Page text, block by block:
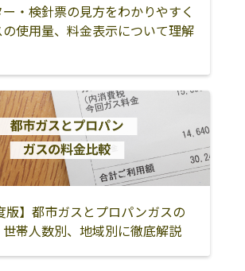
・検針票の見方をわかりやすく
使用量、料金表示について理解
版】都市ガスとプロパンガスの
帯人数別、地域別に徹底解説